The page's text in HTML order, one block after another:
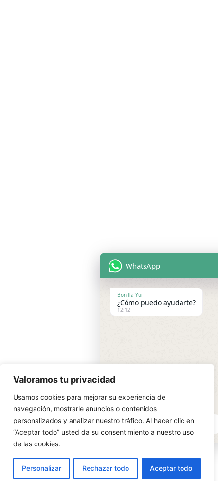
Valoramos tu privacidad
Usamos cookies para mejorar su experiencia de
navegación, mostrarle anuncios o contenidos
personalizados y analizar nuestro tráfico. Al hacer clic en
“Aceptar todo” usted da su consentimiento a nuestro uso
de las cookies.
Personalizar Rechazar todo Aceptar todo
WhatsApp
Bonilla Yui
¿Cómo puedo ayudarte?
12:12
WhatsApp Message